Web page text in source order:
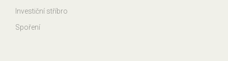
Investiční stříbro
Spoření